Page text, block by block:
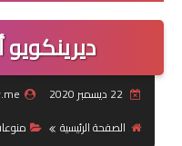
22 ديسمبر 2020
الصفحة الرئيسية